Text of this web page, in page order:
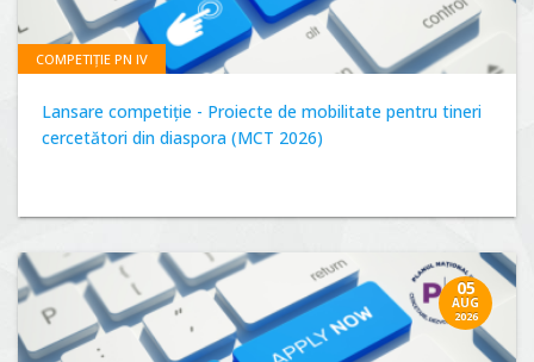
COMPETIȚIE PN IV
Lansare competiție - Proiecte de mobilitate pentru tineri
cercetători din diaspora (MCT 2026)
05
AUG
2026